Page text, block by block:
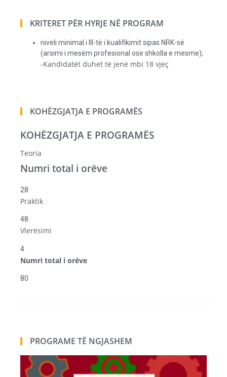
KRITERET PËR HYRJE NË PROGRAM
niveli minimal i III-të i kualifikimit sipas NRK-së
(arsimi i mesëm profesional ose shkolla e mesme);
-Kandidatët duhet të jenë mbi 18 vjeç
KOHËZGJATJA E PROGRAMËS
KOHËZGJATJA E PROGRAMËS
Teoria
Numri total i orëve
28
Praktik
48
Vlerësimi
4
Numri total i orëve
80
PROGRAME TË NGJASHEM